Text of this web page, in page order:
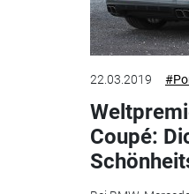
22.03.2019
Coupé: